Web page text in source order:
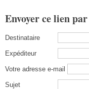
Envoyer ce lien
Destinataire
Expéditeur
Votre adresse e-mail
Sujet